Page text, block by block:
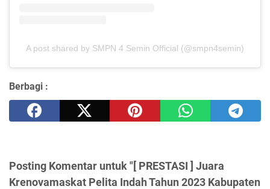
A post shared by SMPN 4 Semin Official (@smpn4semin)
Berbagi :
Posting Komentar untuk "[ PRESTASI ] Juara
Krenovamaskat Pelita Indah Tahun 2023 Kabupaten